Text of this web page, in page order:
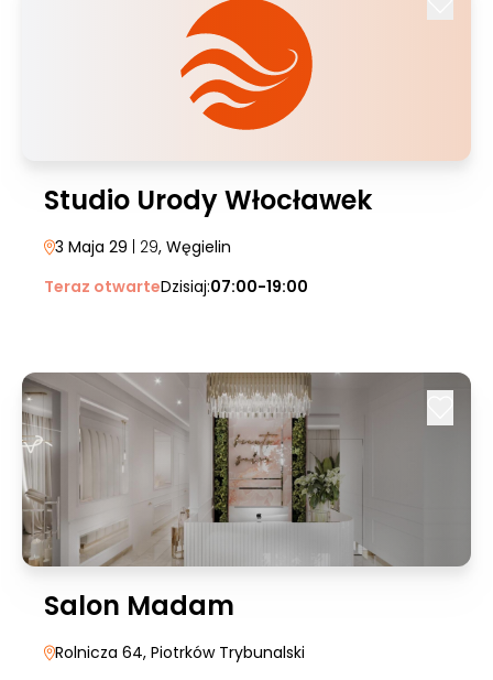
Studio Urody Włocławek
3 Maja 29 | 29, Węgielin
Teraz otwarteDzisiaj:07:00-19:00
Salon Madam
Rolnicza 64, Piotrków Trybunalski